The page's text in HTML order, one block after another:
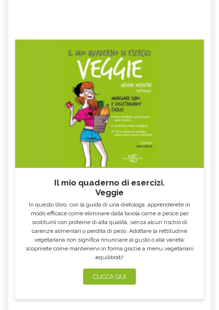
Il mio quaderno di esercizi.
Veggie
In questo libro, con la guida di una dietologa, apprenderete in
modo efficace come eliminare dalla tavola carne e pesce per
sostituirli con proteine di alta qualità, senza alcun rischio di
carenze alimentari o perdita di peso. Adottare la rettitudine
vegetariana non significa rinunciare al gusto o alla varietà:
scoprirete come mantenervi in forma grazie a menu vegetariani
equilibrati!
CLICCA QUI